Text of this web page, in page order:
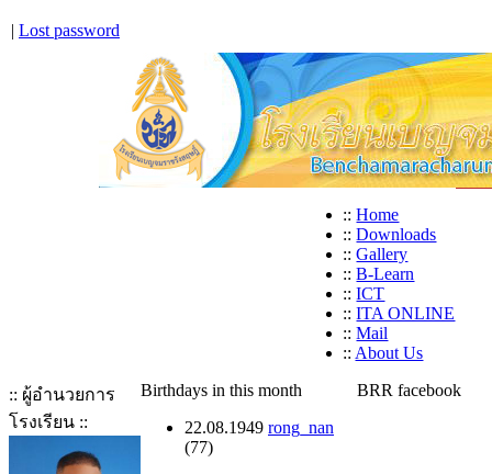
| Lost password
:: Home
:: Downloads
:: Gallery
:: B-Learn
:: ICT
:: ITA ONLINE
:: Mail
:: About Us
:: ผู้อำนวยการ
โรงเรียน ::
Birthdays in this month
22.08.1949 rong_nan
(77)
BRR facebook